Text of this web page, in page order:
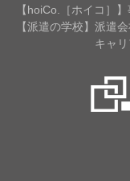
【hoiCo.［ホイコ］
【派遣の学校】派遣
キャ